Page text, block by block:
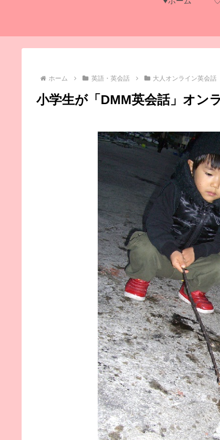
ホーム 英語・英会話 大人オンライン英会話
小学生が「DMM英会話」オン